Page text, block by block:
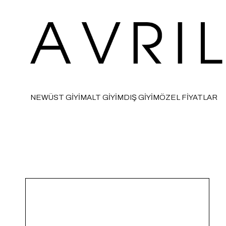
NEWÜST GİYİMALT GİYİMDIŞ GİYİMÖZEL FİYATLAR